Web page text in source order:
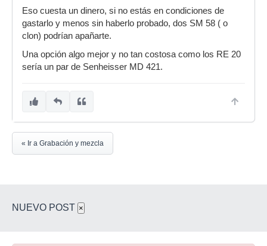
Eso cuesta un dinero, si no estás en condiciones de
gastarlo y menos sin haberlo probado, dos SM 58 ( o
clon) podrían apañarte.
Una opción algo mejor y no tan costosa como los RE 20
sería un par de Senheisser MD 421.
« Ir a Grabación y mezcla
NUEVO POST ×